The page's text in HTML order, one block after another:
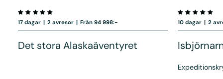
17 dagar | 2 avresor | Från 94 998:-
Det stora Alaskaäventyret
10 dagar | 2